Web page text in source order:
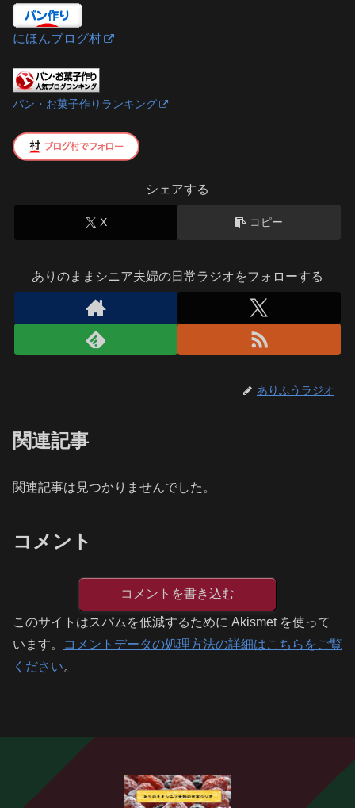
にほんブログ村
パン・お菓子作りランキング
シェアする
X コピー
ありのままシニア夫婦の日常ラジオをフォローする
ありふうラジオ
関連記事
関連記事は見つかりませんでした。
コメント
コメントを書き込む
このサイトはスパムを低減するために Akismet を使って
います。
コメントデータの処理方法の詳細はこちらをご覧
ください。